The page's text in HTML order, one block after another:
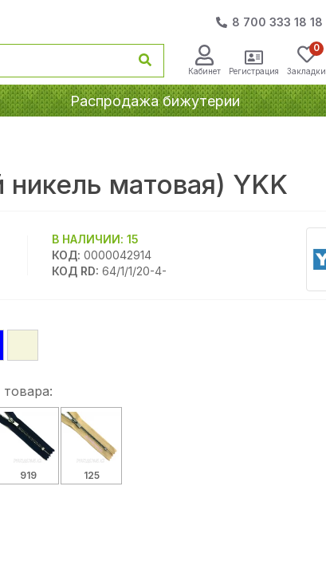
8 700 333 18 18
Кабинет Регистрация Закладки
0
Распродажа бижутерии
матовая) YKK
В НАЛИЧИИ:15
КОД: 0000042914
КОД RD: 64/1/1/20-4-
919 125